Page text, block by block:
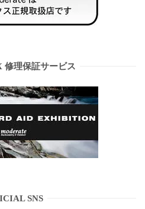
修理保証サービス
SNS